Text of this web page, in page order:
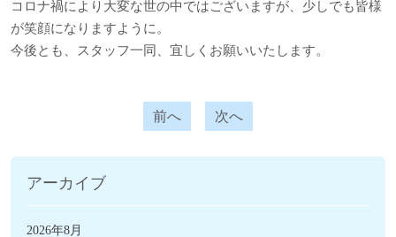
コロナ禍により大変な世の中ではございますが、少しでも皆様
が笑顔になりますように。
今後とも、スタッフ一同、宜しくお願いいたします。
前へ 次へ
アーカイブ
2026年8月